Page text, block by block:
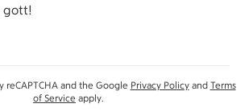
gott!
reCAPTCHA and the Google Privacy Policyand Terms
of Service apply.